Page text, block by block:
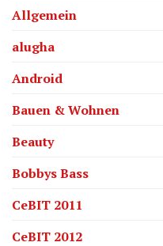
Allgemein
alugha
Android
Bauen & Wohnen
Beauty
Bobbys Bass
CeBIT 2011
CeBIT 2012